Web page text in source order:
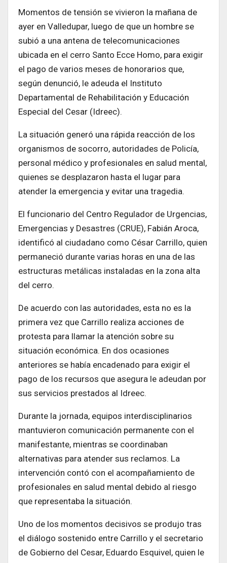
Momentos de tensión se vivieron la mañana de
ayer en Valledupar, luego de que un hombre se
subió a una antena de telecomunicaciones
ubicada en el cerro Santo Ecce Homo, para exigir
el pago de varios meses de honorarios que,
según denunció, le adeuda el Instituto
Departamental de Rehabilitación y Educación
Especial del Cesar (Idreec).
La situación generó una rápida reacción de los
organismos de socorro, autoridades de Policía,
personal médico y profesionales en salud mental,
quienes se desplazaron hasta el lugar para
atender la emergencia y evitar una tragedia.
El funcionario del Centro Regulador de Urgencias,
Emergencias y Desastres (CRUE), Fabián Aroca,
identificó al ciudadano como César Carrillo, quien
permaneció durante varias horas en una de las
estructuras metálicas instaladas en la zona alta
del cerro.
De acuerdo con las autoridades, esta no es la
primera vez que Carrillo realiza acciones de
protesta para llamar la atención sobre su
situación económica. En dos ocasiones
anteriores se había encadenado para exigir el
pago de los recursos que asegura le adeudan por
sus servicios prestados al Idreec.
Durante la jornada, equipos interdisciplinarios
mantuvieron comunicación permanente con el
manifestante, mientras se coordinaban
alternativas para atender sus reclamos. La
intervención contó con el acompañamiento de
profesionales en salud mental debido al riesgo
que representaba la situación.
Uno de los momentos decisivos se produjo tras
el diálogo sostenido entre Carrillo y el secretario
de Gobierno del Cesar, Eduardo Esquivel, quien le